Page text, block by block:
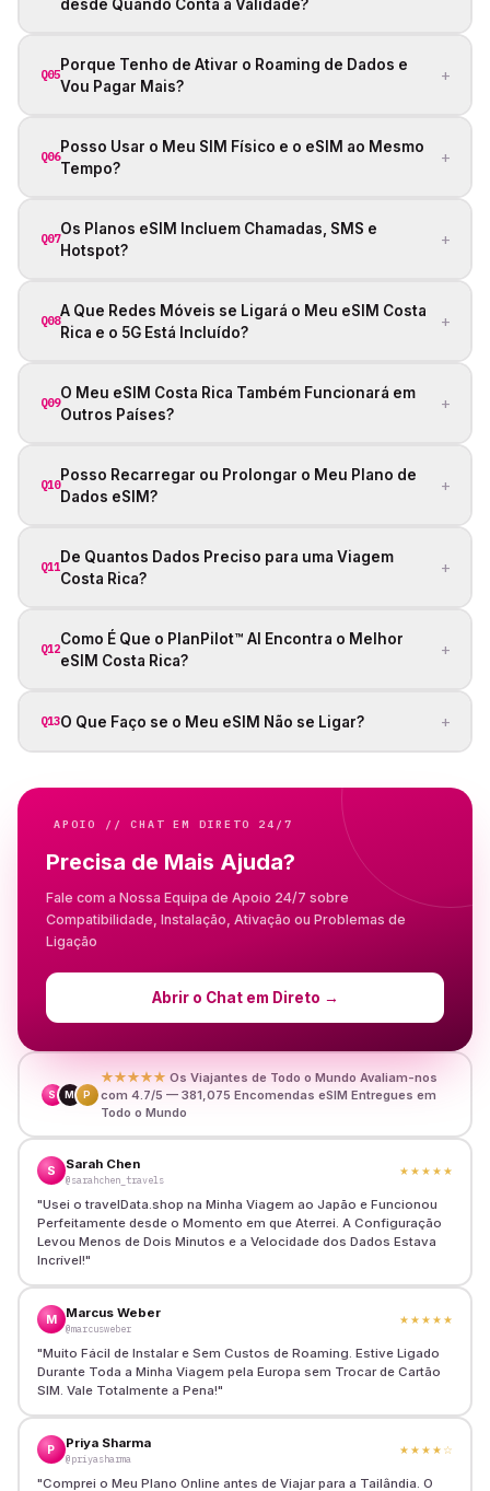
desde Quando Conta a Validade?
Q05
Porque Tenho de Ativar o Roaming de Dados e
Vou Pagar Mais?
+
Q06
Posso Usar o Meu SIM Físico e o eSIM ao Mesmo
Tempo?
+
Q07
Os Planos eSIM Incluem Chamadas, SMS e
Hotspot?
+
Q08
A Que Redes Móveis se Ligará o Meu eSIM Costa
Rica e o 5G Está Incluído?
+
Q09
O Meu eSIM Costa Rica Também Funcionará em
Outros Países?
+
Q10
Posso Recarregar ou Prolongar o Meu Plano de
Dados eSIM?
+
Q11
De Quantos Dados Preciso para uma Viagem
Costa Rica?
+
Q12
Como É Que o PlanPilot™ AI Encontra o Melhor
eSIM Costa Rica?
+
Q13O Que Faço se o Meu eSIM Não se Ligar? +
APOIO // CHAT EM DIRETO 24/7
Precisa de Mais Ajuda?
Fale com a Nossa Equipa de Apoio 24/7 sobre
Compatibilidade, Instalação, Ativação ou Problemas de
Ligação
Abrir o Chat em Direto →
S M P
★★★★★ Os Viajantes de Todo o Mundo Avaliam-nos
com 4.7/5 — 381,075 Encomendas eSIM Entregues em
Todo o Mundo
S Sarah Chen
@sarahchen_travels
★★★★★
"Usei o travelData.shop na Minha Viagem ao Japão e Funcionou
Perfeitamente desde o Momento em que Aterrei. A Configuração
Levou Menos de Dois Minutos e a Velocidade dos Dados Estava
Incrível!"
M Marcus Weber
@marcusweber
★★★★★
"Muito Fácil de Instalar e Sem Custos de Roaming. Estive Ligado
Durante Toda a Minha Viagem pela Europa sem Trocar de Cartão
SIM. Vale Totalmente a Pena!"
P Priya Sharma
@priyasharma
★★★★ ☆
"Comprei o Meu Plano Online antes de Viajar para a Tailândia. O